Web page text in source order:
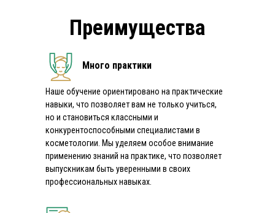
Много практики
Наше обучение ориентировано на практические
навыки, что позволяет вам не только учиться,
но и становиться классными и
конкурентоспособными специалистами в
косметологии. Мы уделяем особое внимание
применению знаний на практике, что позволяет
выпускникам быть уверенными в своих
профессиональных навыках.
Преимущества